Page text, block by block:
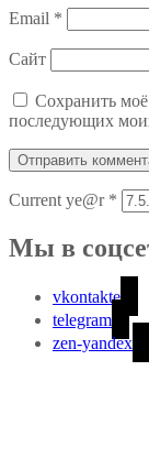
Email *
Сайт
Сохранить моё
последующих
Current ye@r *
Мы в
vkontakte
telegram
zen-yandex